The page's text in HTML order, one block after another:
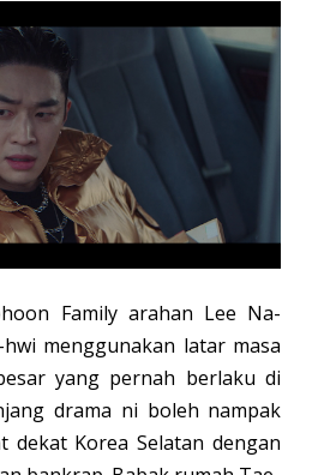
Family arahan Lee Na-
menggunakan latar masa
yang pernah berlaku di
drama ni boleh nampak
dekat Korea Selatan dengan